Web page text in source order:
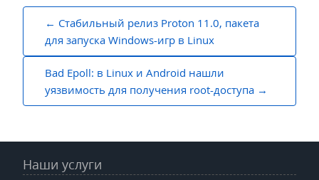
Навигация
записям
Стабильный релиз Proton 11.0, пакета
для запуска Windows-игр в Linux
Bad Epoll: в Linux и Android нашли
уязвимость для получения root-доступа
Наши услуги